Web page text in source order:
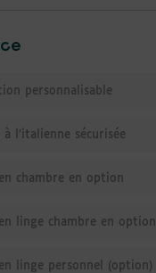
personnalisable
à l'italienne sécurisée
chambre en option
linge chambre en option
linge personnel (option)